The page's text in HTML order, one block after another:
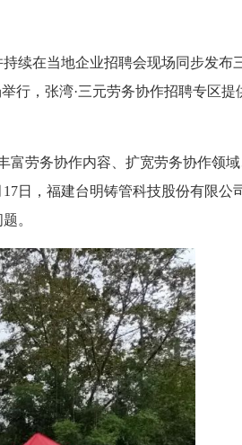
续在当地企业招聘会现场同步发布
行，张湾·三元劳务协作招聘专区提
富劳务协作内容、扩宽劳务协作领
日，福建台明铸管科技股份有限公
。